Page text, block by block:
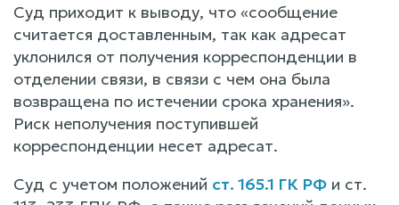
Суд приходит к выводу, что «сообщение
считается доставленным, так как адресат
уклонился от получения корреспонденции в
отделении связи, в связи с чем она была
возвращена по истечении срока хранения».
Риск неполучения поступившей
корреспонденции несет адресат.
Суд с учетом положений ст. 165.1 ГК РФ и ст.